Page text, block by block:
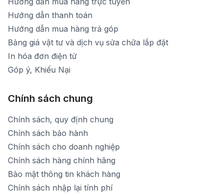
Hướng dẫn thanh toán
Hướng dẫn mua hàng trả góp
Bảng giá vật tư và dịch vụ sửa chữa lắp đặt
In hóa đơn điện tử
Góp ý, Khiếu Nại
Chính sách chung
Chính sách, quy định chung
Chính sách bảo hành
Chính sách cho doanh nghiệp
Chính sách hàng chính hãng
Bảo mật thông tin khách hàng
Chính sách nhập lại tính phí